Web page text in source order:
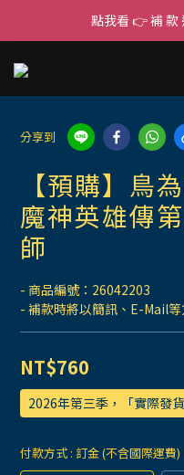
點我看 👉 補 款
分享到
【預購】鳥
魔神英雄傳
師
- 商品編號：26042203
- 補款時將以簡訊、E-Mail
NT$760
2026年第三季，「實際發
付款方式 : 訂金 (不含國際運費)